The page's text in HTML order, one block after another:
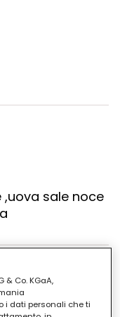
sale noce
in una pentola
e olio) fate
cotto fate
& Co. KGaA,
i dati personali che ti